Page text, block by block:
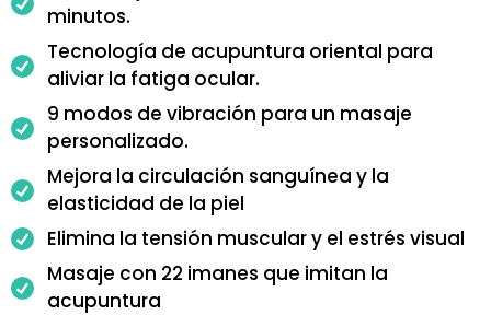
minutos.
Tecnología de acupuntura oriental para
aliviar la fatiga ocular.
9 modos de vibración para un masaje
personalizado.
Mejora la circulación sanguínea y la
elasticidad de la piel
Elimina la tensión muscular y el estrés visual
Masaje con 22 imanes que imitan la
acupuntura